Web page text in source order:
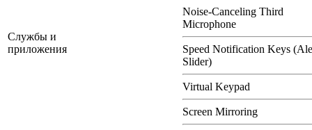
Службы и
приложения
Noise-Canceling Third
Microphone
Speed Notification Keys
Slider)
Virtual Keypad
Screen Mirroring